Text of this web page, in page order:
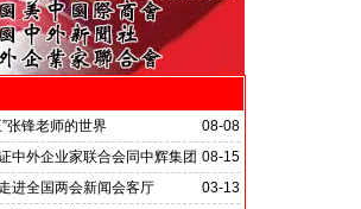
08-08
张锋老师的世界
08-15
中外企业家联合会同中辉集团
录
03-13
进全国两会新闻会客厅